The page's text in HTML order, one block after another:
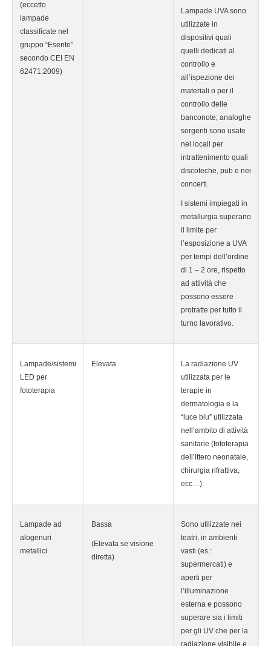
(eccetto
lampade
classificate nel
gruppo “Esente”
secondo CEI EN
62471:2009)
Lampade UVA sono
utilizzate in
dispositivi quali
quelli dedicati al
controllo e
all’ispezione dei
materiali o per il
controllo delle
banconote; analoghe
sorgenti sono usate
nei locali per
intrattenimento quali
discoteche, pub e nei
concerti.
I sistemi impiegati in
metallurgia superano
il limite per
l’esposizione a UVA
per tempi dell’ordine
di 1 – 2 ore, rispetto
ad attività che
possono essere
protratte per tutto il
turno lavorativo.
Lampade/sistemi
LED per
fototerapia
Elevata
La radiazione UV
utilizzata per le
terapie in
dermatologia e la
“luce blu” utilizzata
nell’ambito di attività
sanitarie (fototerapia
dell’ittero neonatale,
chirurgia rifrattiva,
ecc…).
Lampade ad
alogenuri
metallici
Bassa
(Elevata se visione
diretta)
Sono utilizzate nei
teatri, in ambienti
vasti (es.:
supermercati) e
aperti per
l’illuminazione
esterna e possono
superare sia i limiti
per gli UV che per la
radiazione visibile e